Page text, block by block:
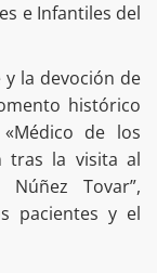
e Infantiles del
la devoción de
histórico
de los
tras la visita al
Tovar”,
pacientes y el